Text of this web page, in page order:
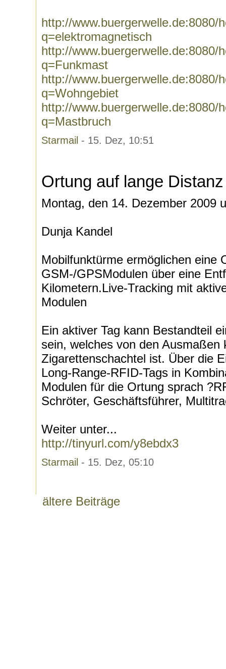
http://www.buergerwelle.de:8080/
q=elektromagnetisch
http://www.buergerwelle.de:8080/
q=Funkmast
http://www.buergerwelle.de:8080/
q=Wohngebiet
http://www.buergerwelle.de:8080/
q=Mastbruch
Starmail - 15. Dez, 10:51
Ortung auf lange Distanz
Montag, den 14. Dezember 2009
Dunja Kandel
Mobilfunktürme ermöglichen eine
GSM-/GPSModulen über eine
Kilometern.Live-Tracking mit
Modulen
Ein aktiver Tag kann Bestandteil
sein, welches von den Ausmaßen
Zigarettenschachtel ist. Über die
Long-Range-RFID-Tags in
Modulen für die Ortung sprach
Schröter, Geschäftsführer,
Weiter unter...
http://tinyurl.com/y8ebdx3
Starmail - 15. Dez, 05:10
ältere Beiträge